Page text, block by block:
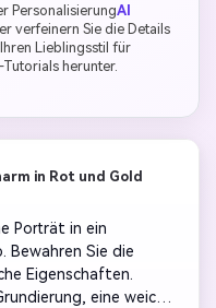
PersonalisierungAI
verfeinern Sie die Details
Lieblingsstil für
herunter.
in Rot und Gold
Porträt in ein
Bewahren Sie die
Eigenschaften.
eine weiche